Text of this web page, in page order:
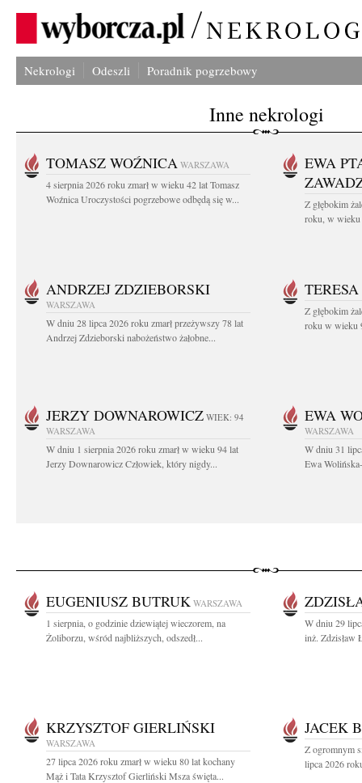
Nekrologi Odeszli Poradnik pogrzebowy
Inne nekrologi
TOMASZ WOŹNICA WARSZAWA
4 sierpnia 2026 roku zmarł w wieku 42 lat Tomasz
Woźnica Uroczystości pogrzebowe odbędą się w...
EWA
Z głębokim
roku, w wieku
ANDRZEJ ZDZIEBORSKI
WARSZAWA
W dniu 28 lipca 2026 roku zmarł przeżywszy 78 lat
Andrzej Zdzieborski nabożeństwo żałobne...
Z głębokim
roku w wieku
JERZY DOWNAROWICZ WIEK: 94
WARSZAWA
W dniu 1 sierpnia 2026 roku zmarł w wieku 94 lat
Jerzy Downarowicz Człowiek, który nigdy...
EWA
WARSZAWA
W dniu 31
Ewa
EUGENIUSZ BUTRUK WARSZAWA
1 sierpnia, o godzinie dziewiątej wieczorem, na
Żoliborzu, wśród najbliższych, odszedł...
W dniu 29
inż. Zdzisław
KRZYSZTOF GIERLIŃSKI
WARSZAWA
27 lipca 2026 roku zmarł w wieku 80 lat kochany
Mąż i Tata Krzysztof Gierliński Msza święta...
JACEK
Z ogromnym
lipca 2026